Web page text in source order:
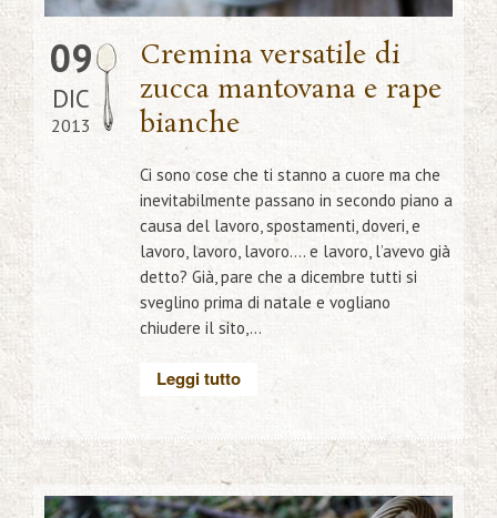
09
DIC
2013
Cremina versatile di
zucca mantovana e rape
bianche
Ci sono cose che ti stanno a cuore ma che
inevitabilmente passano in secondo piano a
causa del lavoro, spostamenti, doveri, e
lavoro, lavoro, lavoro…. e lavoro, l’avevo già
detto? Già, pare che a dicembre tutti si
sveglino prima di natale e vogliano
chiudere il sito,...
Leggi tutto